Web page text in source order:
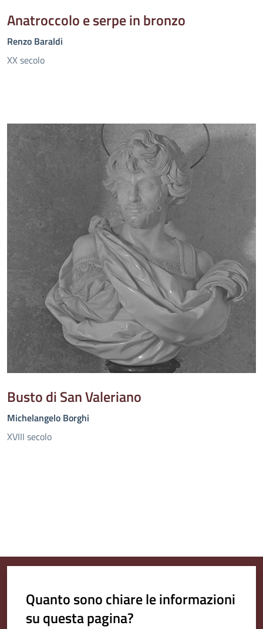
Anatroccolo e serpe in bronzo
Renzo Baraldi
XX secolo
Busto di San Valeriano
Michelangelo Borghi
XVIII secolo
Quanto sono chiare le informazioni
su questa pagina?